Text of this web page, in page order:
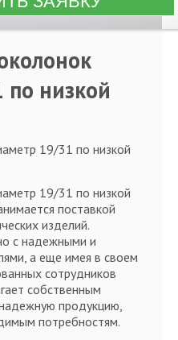
низкой
19/31 по низкой
19/31 по низкой
поставкой
изделий.
с надежными и
а еще имея в своем
сотрудников
собственным
продукцию,
потребностям.